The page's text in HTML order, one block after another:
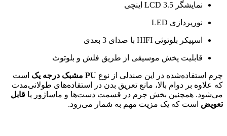
نمایشگر LCD 3.5 اینچی
نورپردازی LED
اسپیکر بلوتوثی HIFI با صدای 3 بعدی
قابلیت پخش موسیقی از طریق فلش و بلوتوث
چرم استفاده‌شده در این صندلی از نوع PU مشبک درجه یک
است
که علاوه بر دوام بالا، مانع تعریق بدن در استفاده‌های طولانی‌مدت
می‌شود. همچنین بخش چرم در قسمت دست‌ها و ماساژور پا قابل
تعویض است که یک مزیت مهم به شمار می‌رود.